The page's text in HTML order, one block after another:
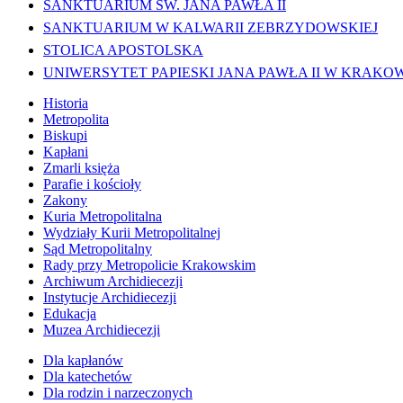
SANKTUARIUM ŚW. JANA PAWŁA II
SANKTUARIUM W KALWARII ZEBRZYDOWSKIEJ
STOLICA APOSTOLSKA
UNIWERSYTET PAPIESKI JANA PAWŁA II W
Historia
Metropolita
Biskupi
Kapłani
Zmarli księża
Parafie i kościoły
Zakony
Kuria Metropolitalna
Wydziały Kurii Metropolitalnej
Sąd Metropolitalny
Rady przy Metropolicie Krakowskim
Archiwum Archidiecezji
Instytucje Archidiecezji
Edukacja
Muzea Archidiecezji
Dla kapłanów
Dla katechetów
Dla rodzin i narzeczonych